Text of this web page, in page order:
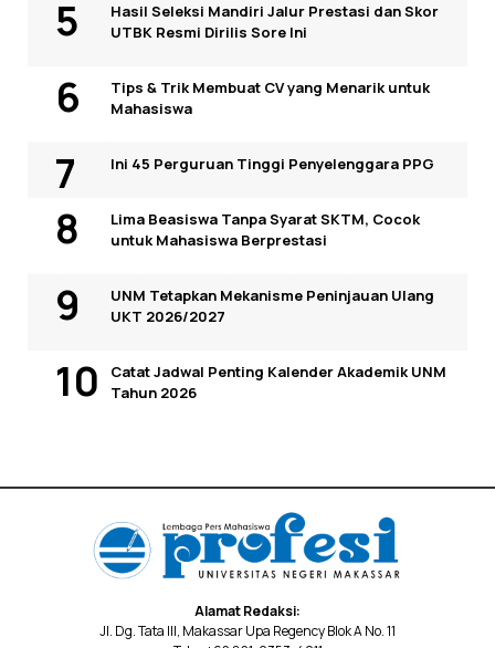
Hasil Seleksi Mandiri Jalur Prestasi dan Skor
UTBK Resmi Dirilis Sore Ini
Tips & Trik Membuat CV yang Menarik untuk
Mahasiswa
Ini 45 Perguruan Tinggi Penyelenggara PPG
Lima Beasiswa Tanpa Syarat SKTM, Cocok
untuk Mahasiswa Berprestasi
UNM Tetapkan Mekanisme Peninjauan Ulang
UKT 2026/2027
Catat Jadwal Penting Kalender Akademik UNM
Tahun 2026
Alamat Redaksi:
Jl. Dg. Tata III, Makassar Upa Regency Blok A No. 11